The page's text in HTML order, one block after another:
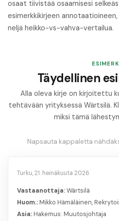
osaat tiivistää osaamisesi
esimerkkikirjeen
neljä heikko-vs-vahva-vertailua.
Täydellinen
Alla oleva kirje on kirjoitettu
tehtävään yrityksessä Wärtsilä.
miksi tämä
Napsauta kappaletta
Turku, 21. heinäkuuta 2026
Vastaanottaja:Wärtsilä
Huom.: Mikko Hämäläinen,
Asia: Hakemus: Muutosjohtaja